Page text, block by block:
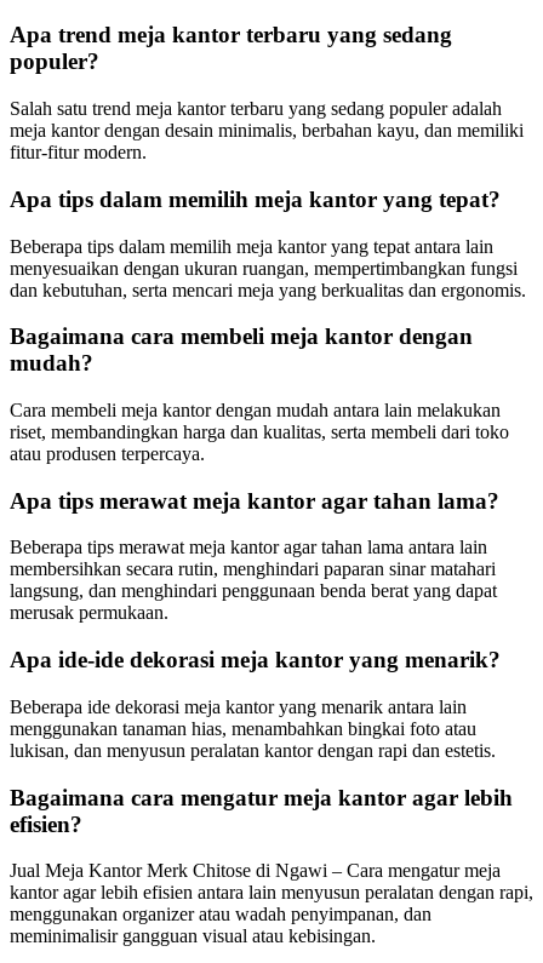
Apa trend meja kantor terbaru yang sedang
populer?
Salah satu trend meja kantor terbaru yang sedang populer adalah
meja kantor dengan desain minimalis, berbahan kayu, dan memiliki
fitur-fitur modern.
Apa tips dalam memilih meja kantor yang tepat?
Beberapa tips dalam memilih meja kantor yang tepat antara lain
menyesuaikan dengan ukuran ruangan, mempertimbangkan fungsi
dan kebutuhan, serta mencari meja yang berkualitas dan ergonomis.
Bagaimana cara membeli meja kantor dengan
mudah?
Cara membeli meja kantor dengan mudah antara lain melakukan
riset, membandingkan harga dan kualitas, serta membeli dari toko
atau produsen terpercaya.
Apa tips merawat meja kantor agar tahan lama?
Beberapa tips merawat meja kantor agar tahan lama antara lain
membersihkan secara rutin, menghindari paparan sinar matahari
langsung, dan menghindari penggunaan benda berat yang dapat
merusak permukaan.
Apa ide-ide dekorasi meja kantor yang menarik?
Beberapa ide dekorasi meja kantor yang menarik antara lain
menggunakan tanaman hias, menambahkan bingkai foto atau
lukisan, dan menyusun peralatan kantor dengan rapi dan estetis.
Bagaimana cara mengatur meja kantor agar lebih
efisien?
Jual Meja Kantor Merk Chitose di Ngawi – Cara mengatur meja
kantor agar lebih efisien antara lain menyusun peralatan dengan rapi,
menggunakan organizer atau wadah penyimpanan, dan
meminimalisir gangguan visual atau kebisingan.